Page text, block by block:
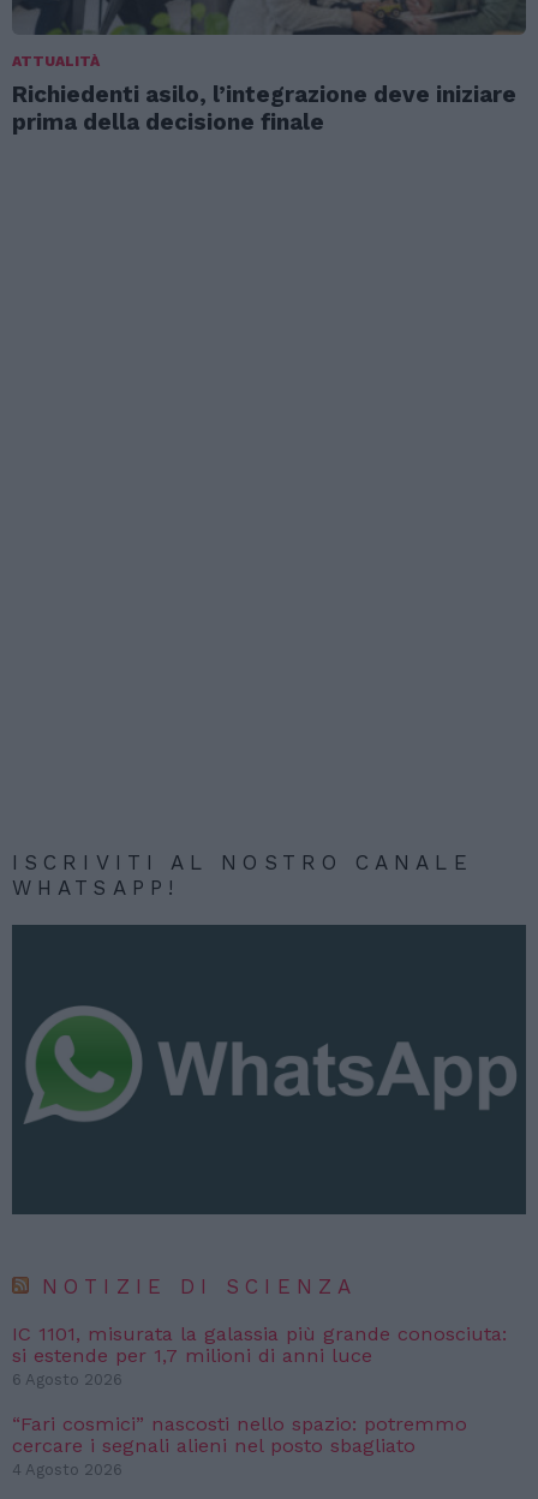
ATTUALITÀ
Richiedenti asilo, l’integrazione deve iniziare
prima della decisione finale
ISCRIVITI AL NOSTRO CANALE
WHATSAPP!
NOTIZIE DI SCIENZA
IC 1101, misurata la galassia più grande conosciuta:
si estende per 1,7 milioni di anni luce
6 Agosto 2026
“Fari cosmici” nascosti nello spazio: potremmo
cercare i segnali alieni nel posto sbagliato
4 Agosto 2026